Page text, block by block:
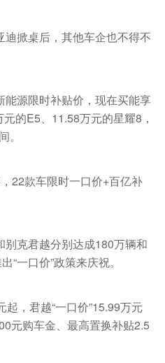
掀桌后，其他车企也不得不
源限时补贴价，现在买能享
的E5、11.58万元的星耀8，
克君越分别达成180万辆和
“一口价”政策来庆祝。
起，君越“一口价”15.99万元
元购车金、最高置换补贴2.5